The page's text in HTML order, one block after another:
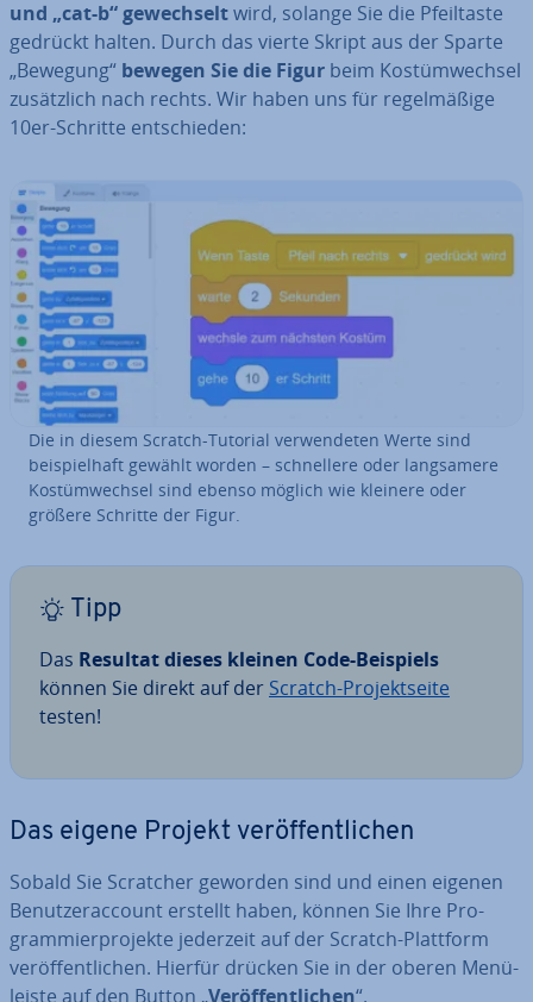
und „cat-b“ ge­wech­seltwird, solange Sie die Pfeil­tas­te
gedrückt halten. Durch das vierte Skript aus der Sparte
„Bewegung“ bewegen Sie die Figur beim Kos­tüm­wech­sel
zu­sätz­lich nach rechts. Wir haben uns für re­gel­mä­ßi­ge
10er-Schritte ent­schie­den:
Die in diesem Scratch-Tutorial ver­wen­de­ten Werte sind
bei­spiel­haft gewählt worden – schnel­le­re oder lang­sa­me­re
Kos­tüm­wech­sel sind ebenso möglich wie kleinere oder
größere Schritte der Figur.
Tipp
Das Resultat dieses kleinen Code-Beispiels
können Sie direkt auf der Scratch-Pro­jekt­sei­te
testen!
Das eigene Projekt ver­öf­fent­li­chen
Sobald Sie Scratcher geworden sind und einen eigenen
Be­nut­zer­ac­count erstellt haben, können Sie Ihre Pro­
gram­mier­pro­jek­te jederzeit auf der Scratch-Plattform
ver­öf­fent­li­chen. Hierfür drücken Sie in der oberen Me­nü­
leis­te auf den Button „Ver­öf­fent­li­chen“.